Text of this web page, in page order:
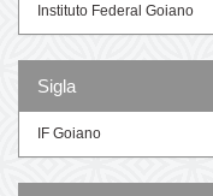
Instituto Federal Goiano
Sigla
IF Goiano